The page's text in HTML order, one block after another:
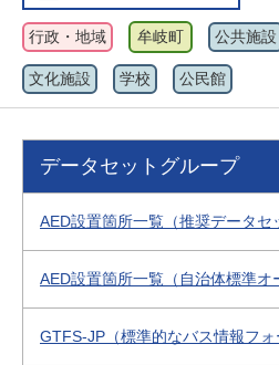
行政・地域 牟岐町 公共施設
文化施設 学校 公民館
データセットグループ
AED設置箇所一覧（推奨データセ
AED設置箇所一覧（自治体標準オ
GTFS-JP（標準的なバス情報フォ